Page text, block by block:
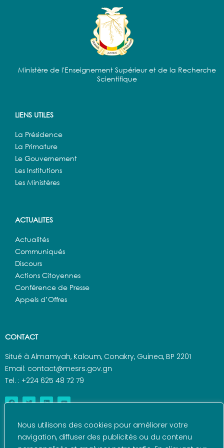
Nous utilisons des cookies pour améliorer votre
navigation, diffuser des publicités ou du contenu
Ministère de l'Enseignement Supérieur et de la Recherche
Scientifique
LIENS UTILES
La Présidence
La Primature
Le Gouvernement
Les Institutions
Les Ministères
ACTUALITES
Actualités
Communiqués
Discours
Actions Citoyennes
Conférence de Presse
Appels d’Offres
CONTACT
Situé à Almamyah, Kaloum, Conakry, Guinea, BP 2201
Email: contact@mesrs.gov.gn
Tel. : +224 625 48 72 79